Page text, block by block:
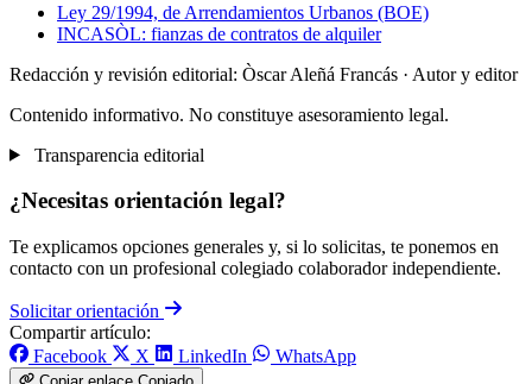
Ley 29/1994, de Arrendamientos Urbanos (BOE)
INCASÒL: fianzas de contratos de alquiler
Redacción y revisión editorial: Òscar Aleñá Francás · Autor y editor
Contenido informativo. No constituye asesoramiento legal.
Transparencia editorial
¿Necesitas orientación legal?
Te explicamos opciones generales y, si lo solicitas, te ponemos en
contacto con un profesional colegiado colaborador independiente.
Solicitar orientación
Compartir artículo:
Facebook
X LinkedIn WhatsApp